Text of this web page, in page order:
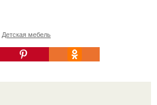
Детская мебель